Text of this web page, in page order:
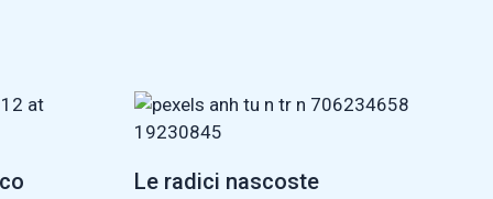
Le radici nascoste